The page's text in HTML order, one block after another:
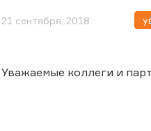
21 сентября, 2018
Уважаемые коллеги и